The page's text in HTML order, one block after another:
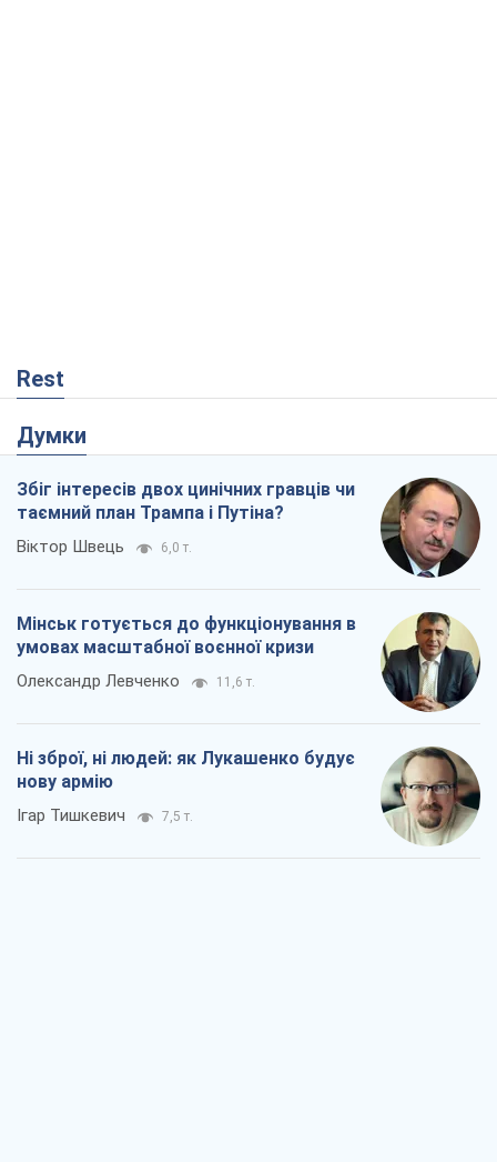
Rest
Думки
Збіг інтересів двох цинічних гравців чи
таємний план Трампа і Путіна?
Віктор Швець 6,0 т.
Мінськ готується до функціонування в
умовах масштабної воєнної кризи
Олександр Левченко 11,6 т.
Ні зброї, ні людей: як Лукашенко будує
нову армію
Ігар Тишкевич 7,5 т.